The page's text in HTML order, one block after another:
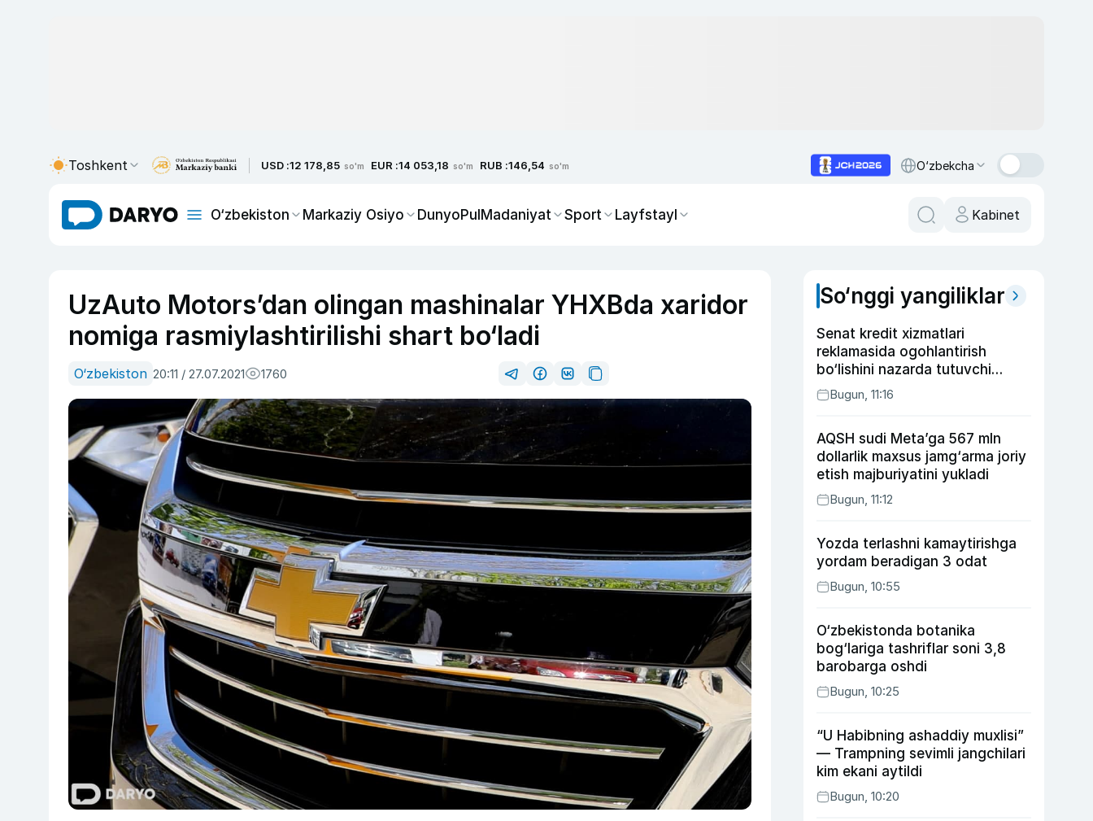
Toshkent USD :12 178,85 so'm EUR :14 053,18 so'm RUB :146,54 so'm O‘zbekcha
O‘zbekiston Markaziy Osiyo DunyoPulMadaniyat Sport Layfstayl Kabinet
UzAuto Motors’dan olingan mashinalar YHXBda xaridor
nomiga rasmiylashtirilishi shart bo‘ladi
O‘zbekiston 20:11 / 27.07.2021 1760
So‘nggi yangiliklar
Senat kredit xizmatlari
reklamasida ogohlantirish
bo‘lishini nazarda tutuvchi
qonunni ma’qulladi
Bugun, 11:16
AQSH sudi Meta’ga 567 mln
dollarlik maxsus jamg‘arma joriy
etish majburiyatini yukladi
Bugun, 11:12
Yozda terlashni kamaytirishga
yordam beradigan 3 odat
Bugun, 10:55
O‘zbekistonda botanika
bog‘lariga tashriflar soni 3,8
barobarga oshdi
Bugun, 10:25
“U Habibning ashaddiy muxlisi”
— Trampning sevimli jangchilari
kim ekani aytildi
Bugun, 10:20